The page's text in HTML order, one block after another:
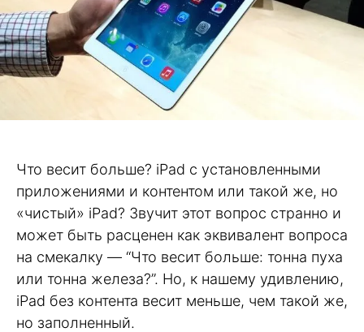
Что весит больше? iPad с установленными
приложениями и контентом или такой же, но
«чистый» iPad? Звучит этот вопрос странно и
может быть расценен как эквивалент вопроса
на смекалку — “Что весит больше: тонна пуха
или тонна железа?”. Но, к нашему удивлению,
iPad без контента весит меньше, чем такой же,
но заполненный.